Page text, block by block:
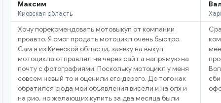
Максим
Киевская область
Хочу порекомендовать мотовыкуп от компании
проавто. Я смог продать мотоцикл очень быстро.
Сам я из Киевской области, заявку на выкуп
мотоцикла отправлял не через сайт а напрямую на
почту с фотографиями. Поскольку мотоцикл у меня
совсем новый то и оценили его дорого. До того как
обратился сюда мои объявления висели и на олх и
на рио, но желающих купить за два месяца были